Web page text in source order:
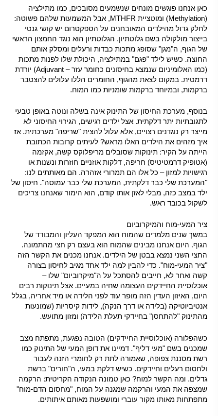
כאן אנחנו פוגשים מונחים שנשמעים מסובכים, כמו מתילציה
(Methylation) ומוטציית
MTHFR, אבל המשמעות שלהם פשוטה:
לחלק גדול מהילדים המאובחנים על הספקטרום יש קושי גנטי
בייצור מולקולה בשם גלוטתיון. הגלוטתיון הוא נוגד החמצון הראשי
של הגוף, ה"מגן" שסופג מתכות כבדות ורעלים ומסלק אותם
החוצה. כשיש לילד "פגם" במתילציה, היכולת שלו לפנות מתכות
(כמו האלומיניום שנמצא בחיסונים כחומר עזר – Adjuvant) יורדת
דרמטית. במקום לצאת מהגוף, החומרים הללו עלולים להצטבר
ברקמות, ובמיוחד ברקמות שומניות כמו המוח.
בנוסף, מערכת החיסון של התינוק אינה בשלה ונוטה באופן טבעי
לתגובתיות יתר דלקתית. אצל ילדים רגישים, הגירוי החיסוני לא
מייצר רק נוגדנים רצויים, אלא עלול להצית "שריפה" מערכתית. אז
איך מזהים את הילדים האלו מראש? לעיתים קרובות הכתובת
הייתה על הקיר: תינוקות שסובלים מריפלוקס קשה, אקזמה
(אטופיק דרמטיטיס) חריפה, דלקות אוזניים חוזרות ונשנות או
רגישויות למזון – כל אלו הם תמרורי אזהרה. הם מאותתים לנו:
"המערכת שלי כבר דלקתית, המערכת שלי כבר עמוסה". חיסון של
ילד במצב כזה, מבלי לאזן אותו קודם, הוא הימור שאנחנו צריכים
לשקול בכובד ראש.
ציר המעי-מוח והמיקרוביום
במשך שנים מלמדים שהמוח הוא המפקד העליון והמבודד של
הגוף. היום אנחנו מבינים שהמוח הוא בעצם רק חצי מהתמונה.
החצי השני נמצא בבטן של הילדים. אנחנו מכנים את הקשר הזה
"ציר המעי-מוח". כדי להבין למה ילד אחד מגיב לחיסון בצורה
קשה ואחר לא, חייבים להסתכל על ה"מיקרוביום" שלו –
אוכלוסיית החיידקים העצומה שחיה במעיים. אצל תינוקות רבים
היום, האיזון העדין הזה מופר עוד לפני הלידה או מיד אחריה, בגלל
אנטיביוטיקה (בלידה או דרך הנקה), לידות קיסריות (שמונעות
מהתינוק "להתחסן" בחיידקי תעלת הלידה) ומזון מתועש.
כשהפלורה (אוכלוסיית החיידקים) הטובה נפגעת, מתפתח מצב
שמכנים בשם "מעי דליף". דמיינו את דופן המעי של התינוק כמו
רשת מסננת צפופה, שאמורה לתת רק לחומרי הזנה לעבור
ולחסום רעלים וחיידקים. כשיש דלקת במעי, ה"חורים" ברשת
גדלים. ומה הקשר למוח? כאן טמונה הנקודה הקריטית: הרקמה
שמצפה את המעי והרקמה שמגנה על המוח, "מחסום הדם-מוח"
מתפתחות מאותו מקור עוברי ומושפעות מאותם איתותים.